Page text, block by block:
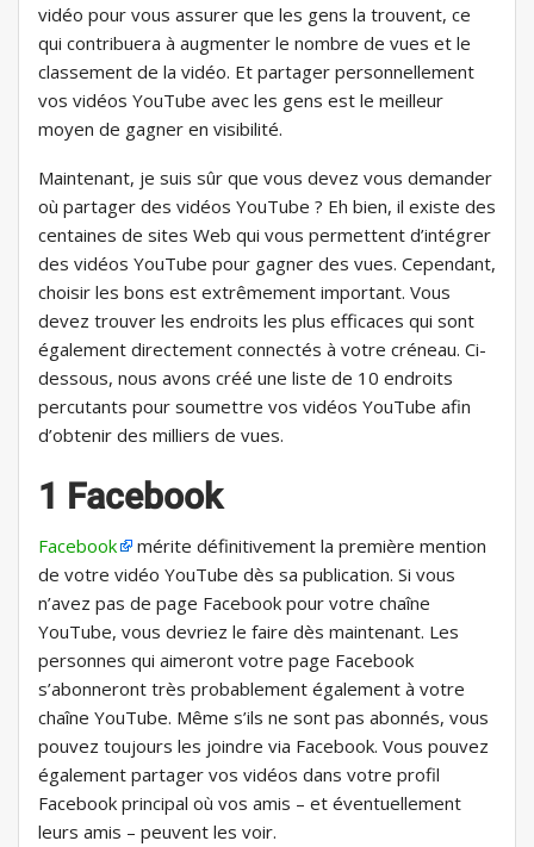
vidéo pour vous assurer que les gens la trouvent, ce
qui contribuera à augmenter le nombre de vues et le
classement de la vidéo. Et partager personnellement
vos vidéos YouTube avec les gens est le meilleur
moyen de gagner en visibilité.
Maintenant, je suis sûr que vous devez vous demander
où partager des vidéos YouTube ? Eh bien, il existe des
centaines de sites Web qui vous permettent d’intégrer
des vidéos YouTube pour gagner des vues. Cependant,
choisir les bons est extrêmement important. Vous
devez trouver les endroits les plus efficaces qui sont
également directement connectés à votre créneau. Ci-
dessous, nous avons créé une liste de 10 endroits
percutants pour soumettre vos vidéos YouTube afin
d’obtenir des milliers de vues.
1 Facebook
Facebook
mérite définitivement la première mention
de votre vidéo YouTube dès sa publication. Si vous
n’avez pas de page Facebook pour votre chaîne
YouTube, vous devriez le faire dès maintenant. Les
personnes qui aimeront votre page Facebook
s’abonneront très probablement également à votre
chaîne YouTube. Même s’ils ne sont pas abonnés, vous
pouvez toujours les joindre via Facebook. Vous pouvez
également partager vos vidéos dans votre profil
Facebook principal où vos amis – et éventuellement
leurs amis – peuvent les voir.